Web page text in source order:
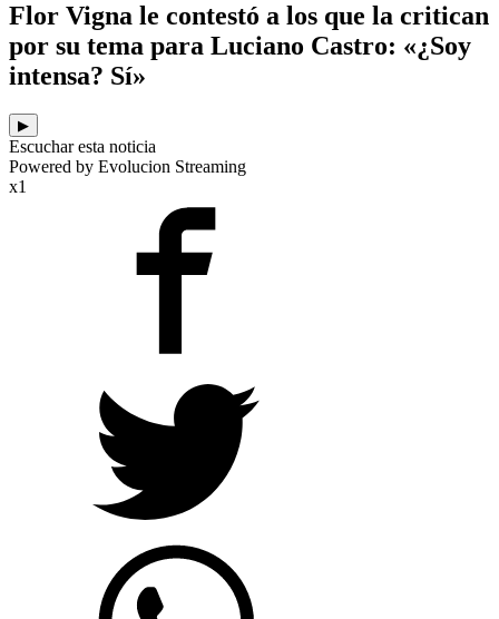
Flor Vigna le contestó a los que la critican
por su tema para Luciano Castro: «¿Soy
intensa? Sí»
▶
Escuchar esta noticia
Powered by Evolucion Streaming
x1